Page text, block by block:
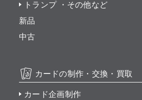
トランプ ・その他など
新品
中古
カードの制作・交換・買取
カード企画制作